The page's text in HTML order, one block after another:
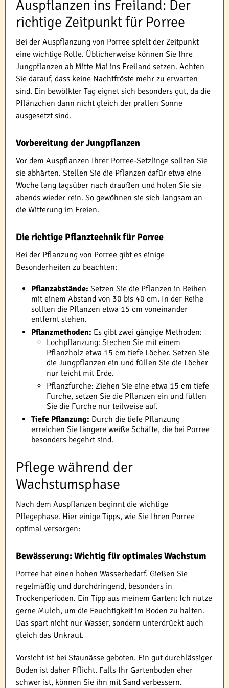
Auspflanzen ins Freiland: Der
richtige Zeitpunkt für Porree
Bei der Auspflanzung von Porree spielt der Zeitpunkt
eine wichtige Rolle. Üblicherweise können Sie Ihre
Jungpflanzen ab Mitte Mai ins Freiland setzen. Achten
Sie darauf, dass keine Nachtfröste mehr zu erwarten
sind. Ein bewölkter Tag eignet sich besonders gut, da die
Pflänzchen dann nicht gleich der prallen Sonne
ausgesetzt sind.
Vorbereitung der Jungpflanzen
Vor dem Auspflanzen Ihrer Porree-Setzlinge sollten Sie
sie abhärten. Stellen Sie die Pflanzen dafür etwa eine
Woche lang tagsüber nach draußen und holen Sie sie
abends wieder rein. So gewöhnen sie sich langsam an
die Witterung im Freien.
Die richtige Pflanztechnik für Porree
Bei der Pflanzung von Porree gibt es einige
Besonderheiten zu beachten:
Pflanzabstände: Setzen Sie die Pflanzen in Reihen
mit einem Abstand von 30 bis 40 cm. In der Reihe
sollten die Pflanzen etwa 15 cm voneinander
entfernt stehen.
Pflanzmethoden: Es gibt zwei gängige Methoden:
Lochpflanzung: Stechen Sie mit einem
Pflanzholz etwa 15 cm tiefe Löcher. Setzen Sie
die Jungpflanzen ein und füllen Sie die Löcher
nur leicht mit Erde.
Pflanzfurche: Ziehen Sie eine etwa 15 cm tiefe
Furche, setzen Sie die Pflanzen ein und füllen
Sie die Furche nur teilweise auf.
Tiefe Pflanzung: Durch die tiefe Pflanzung
erreichen Sie längere weiße Schäfte, die bei Porree
besonders begehrt sind.
Pflege während der
Wachstumsphase
Nach dem Auspflanzen beginnt die wichtige
Pflegephase. Hier einige Tipps, wie Sie Ihren Porree
optimal versorgen:
Bewässerung: Wichtig für optimales Wachstum
Porree hat einen hohen Wasserbedarf. Gießen Sie
regelmäßig und durchdringend, besonders in
Trockenperioden. Ein Tipp aus meinem Garten: Ich nutze
gerne Mulch, um die Feuchtigkeit im Boden zu halten.
Das spart nicht nur Wasser, sondern unterdrückt auch
gleich das Unkraut.
Vorsicht ist bei Staunässe geboten. Ein gut durchlässiger
Boden ist daher Pflicht. Falls Ihr Gartenboden eher
schwer ist, können Sie ihn mit Sand verbessern.